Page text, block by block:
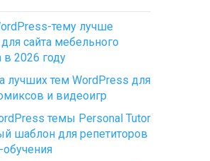
тему лучше
сайта мебельного
в 2026 году
лучших тем WordPress для
и видеоигр
темы Personal Tutor
шаблон для репетиторов